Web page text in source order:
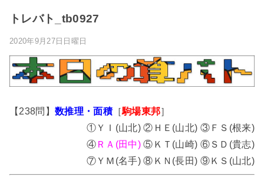
トレバト_tb0927
2020年9月27日日曜日
【238問】 数推理・面積［駒場東邦］
①ＹＩ(山北) ②ＨＥ(山北) ③ＦＳ(根来)
④ＲＡ(田中)⑤ＫＴ(山崎) ⑥ＳＤ(貴志)
⑦ＹＭ(名手) ⑧ＫＮ(長田) ⑨ＫＳ(山北)